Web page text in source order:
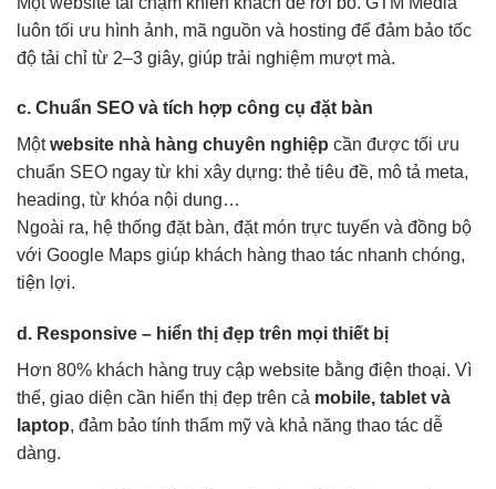
luôn tối ưu hình ảnh, mã nguồn và hosting để đảm bảo tốc
độ tải chỉ từ 2–3 giây, giúp trải nghiệm mượt mà.
c. Chuẩn SEO và tích hợp công cụ đặt bàn
Mộtwebsite nhà hàng chuyên nghiệp cần được tối ưu
chuẩn SEO ngay từ khi xây dựng: thẻ tiêu đề, mô tả meta,
heading, từ khóa nội dung…
Ngoài ra, hệ thống đặt bàn, đặt món trực tuyến và đồng bộ
với Google Maps giúp khách hàng thao tác nhanh chóng,
tiện lợi.
d. Responsive – hiển thị đẹp trên mọi thiết bị
Hơn 80% khách hàng truy cập website bằng điện thoại. Vì
thế, giao diện cần hiển thị đẹp trên cả mobile, tablet và
laptop, đảm bảo tính thẩm mỹ và khả năng thao tác dễ
dàng.